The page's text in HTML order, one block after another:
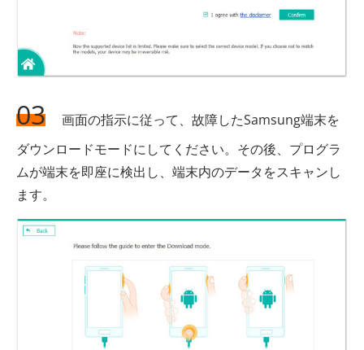
03
画面の指示に従って、故障したSamsung端末を
ダウンロードモードにしてください。その後、プログラ
ムが端末を即座に検出し、端末内のデータをスキャンし
ます。